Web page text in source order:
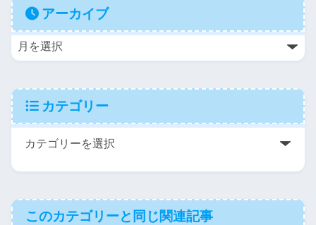
アーカイブ
カテゴリー
このカテゴリーと同じ関連記事